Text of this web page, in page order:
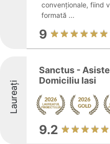
convenționale, fiind
formată ...
9
Laureați
Sanctus -
Domiciliu Iasi
9.2